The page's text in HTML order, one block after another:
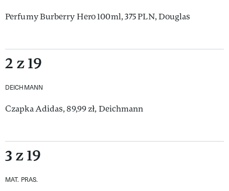
Perfumy Burberry Hero 100ml, 375 PLN, Douglas
2 z 19
DEICHMANN
Czapka Adidas, 89,99 zł, Deichmann
3 z 19
MAT. PRAS.